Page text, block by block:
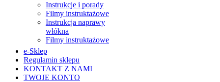
Instrukcje i porady
Filmy instruktażowe
Instrukcja naprawy
włókna
Filmy instruktażowe
e-Sklep
Regulamin sklepu
KONTAKT Z NAMI
TWOJE KONTO